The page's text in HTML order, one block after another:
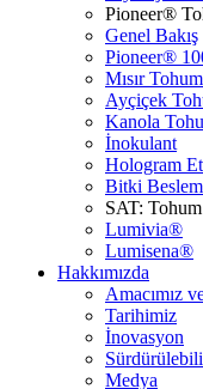
Pioneer®
Genel Bakış
Pioneer®
Mısır
Ayçiçek
Kanola
İnokulant
Hologram
Bitki
SAT:
Lumivia®
Lumisena®
Hakkımızda
Amacımız
Tarihimiz
İnovasyon
Medya